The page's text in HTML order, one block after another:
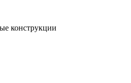
конструкции